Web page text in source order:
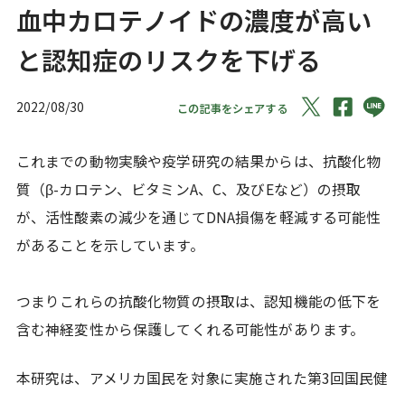
血中カロテノイドの濃度が高い
と認知症のリスクを下げる
2022/08/30 この記事をシェアする
これまでの動物実験や疫学研究の結果からは、抗酸化物
質（β-カロテン、ビタミンA、C、及びEなど）の摂取
が、活性酸素の減少を通じてDNA損傷を軽減する可能性
があることを示しています。
つまりこれらの抗酸化物質の摂取は、認知機能の低下を
含む神経変性から保護してくれる可能性があります。
本研究は、アメリカ国民を対象に実施された第3回国民健